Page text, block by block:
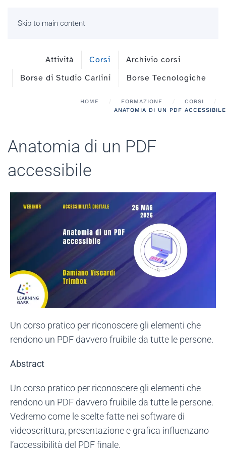
Skip to main content
Attività Corsi
Archivio corsi
Borse di Studio Carlini
Borse Tecnologiche
HOME FORMAZIONE
CORSI
ANATOMIA DI UN PDF ACCESSIBILE
Anatomia di un PDF
accessibile
Un corso pratico per riconoscere gli elementi che
rendono un PDF davvero fruibile da tutte le persone.
Abstract
Un corso pratico per riconoscere gli elementi che
rendono un PDF davvero fruibile da tutte le persone.
Vedremo come le scelte fatte nei software di
videoscrittura, presentazione e grafica influenzano
l’accessibilità del PDF finale.